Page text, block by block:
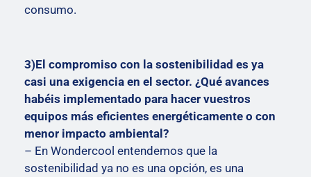
consumo.
3)El compromiso con la sostenibilidad es ya
casi una exigencia en el sector. ¿Qué avances
habéis implementado para hacer vuestros
equipos más eficientes energéticamente o con
menor impacto ambiental?
– En Wondercool entendemos que la
sostenibilidad ya no es una opción, es una